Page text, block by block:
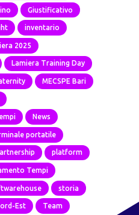
Giustificativo
inventario
2025
Lamiera Training Day
MECSPE Bari
News
portatile
platform
Tempi
storia
Est Team